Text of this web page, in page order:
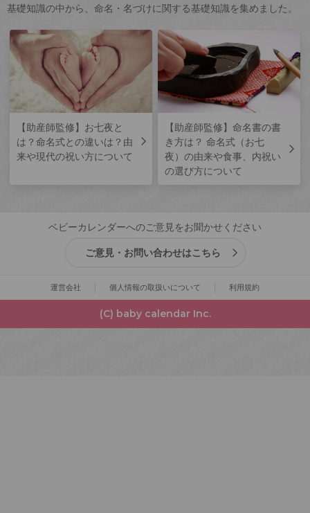
基礎知識の中から、命名・名づけに関する基礎知識を集めました。
【助産師監修】お七夜と
は？命名式との違いは？由
来や現代の祝い方について
【助産師監修】命名書の書
き方は？ 命名式（お七
夜）の由来や食事、内祝い
の選び方について
ベビーカレンダーへのご意見をお聞かせください
ご意見・お問い合わせはこちら
運営会社 個人情報の取扱いについて 利用規約
(C) baby calendar Inc.